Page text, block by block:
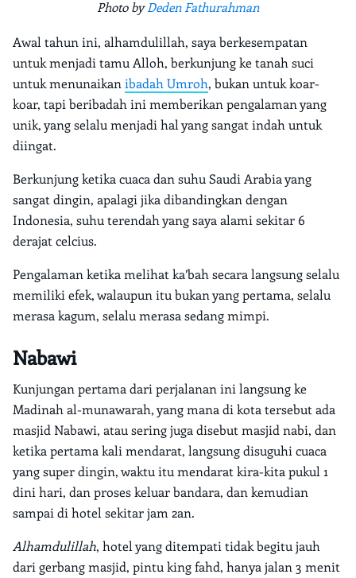
Photo byDeden Fathurahman
Awal tahun ini, alhamdulillah, saya berkesempatan
untuk menjadi tamu Alloh, berkunjung ke tanah suci
untuk menunaikan ibadah Umroh, bukan untuk koar-
koar, tapi beribadah ini memberikan pengalaman yang
unik, yang selalu menjadi hal yang sangat indah untuk
diingat.
Berkunjung ketika cuaca dan suhu Saudi Arabia yang
sangat dingin, apalagi jika dibandingkan dengan
Indonesia, suhu terendah yang saya alami sekitar 6
derajat celcius.
Pengalaman ketika melihat ka’bah secara langsung selalu
memiliki efek, walaupun itu bukan yang pertama, selalu
merasa kagum, selalu merasa sedang mimpi.
Nabawi
Kunjungan pertama dari perjalanan ini langsung ke
Madinah al-munawarah, yang mana di kota tersebut ada
masjid Nabawi, atau sering juga disebut masjid nabi, dan
ketika pertama kali mendarat, langsung disuguhi cuaca
yang super dingin, waktu itu mendarat kira-kita pukul 1
dini hari, dan proses keluar bandara, dan kemudian
sampai di hotel sekitar jam 2an.
Alhamdulillah, hotel yang ditempati tidak begitu jauh
dari gerbang masjid, pintu king fahd, hanya jalan 3 menit